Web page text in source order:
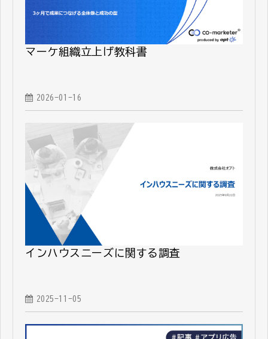
マーケ組織立上げ教科書
2026-01-16
インハウスニーズに関する調査
2025-11-05